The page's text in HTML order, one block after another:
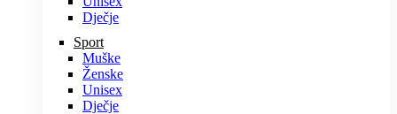
Dječje
Sport
Muške
Ženske
Unisex
Dječje